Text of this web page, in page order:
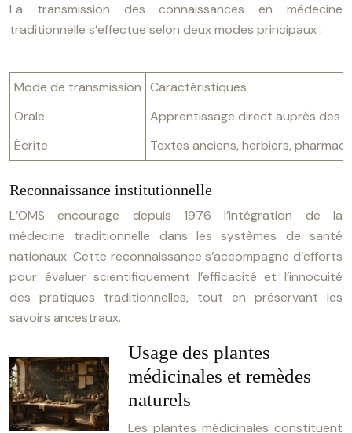
La transmission des connaissances en médecine
traditionnelle s’effectue selon deux modes principaux :
Mode de transmission Caractéristiques
Orale
Apprentissage direct auprès des
Écrite
Textes anciens, herbiers,
Reconnaissance institutionnelle
L’OMS encourage depuis 1976 l’intégration de la
médecine traditionnelle dans les systèmes de santé
nationaux. Cette reconnaissance s’accompagne d’efforts
pour évaluer scientifiquement l’efficacité et l’innocuité
des pratiques traditionnelles, tout en préservant les
savoirs ancestraux.
Usage des plantes
médicinales et remèdes
naturels
Les plantes médicinales constituent